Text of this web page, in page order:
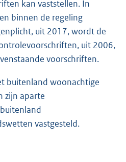
kan vaststellen. In
binnen de regeling
uit 2017, wordt de
uit 2006,
voorschriften.
buitenland woonachtige
zijn aparte
vastgesteld.